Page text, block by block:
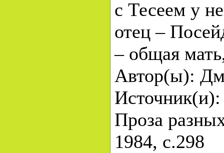
с Тесеем у
отец –
– общая
Автор(ы):
Проза
1984, с.298